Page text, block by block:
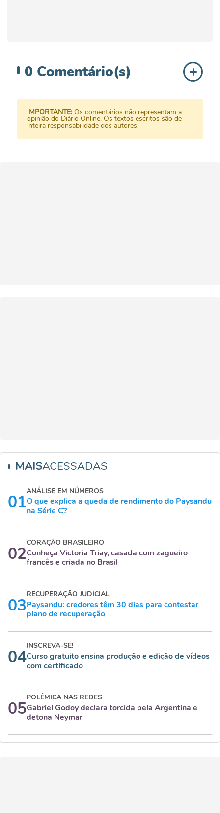
0 Comentário(s)
IMPORTANTE: Os comentários não representam a
opinião do Diário Online. Os textos escritos são de
inteira responsabilidade dos autores.
MAISACESSADAS
01
ANÁLISE EM NÚMEROS
O que explica a queda de rendimento do Paysandu
na Série C?
02
CORAÇÃO BRASILEIRO
Conheça Victoria Triay, casada com zagueiro
francês e criada no Brasil
03
RECUPERAÇÃO JUDICIAL
Paysandu: credores têm 30 dias para contestar
plano de recuperação
04
INSCREVA-SE!
Curso gratuito ensina produção e edição de vídeos
com certificado
05
POLÊMICA NAS REDES
Gabriel Godoy declara torcida pela Argentina e
detona Neymar